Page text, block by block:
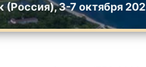
(Россия), 3-7 октября